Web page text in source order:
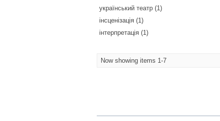
український театр (1)
інсценізація (1)
інтерпретація (1)
Now showing items 1-7